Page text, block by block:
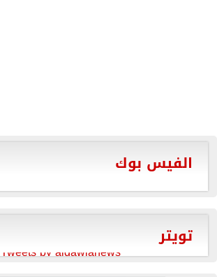
الفيس بوك
تويتر
Tweets by aldawlanews